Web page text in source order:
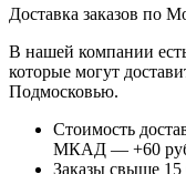
Доставка заказов по
В нашей компании
которые могут
Подмосковью.
Стоимость
МКАД — +60
Заказы свыше 15